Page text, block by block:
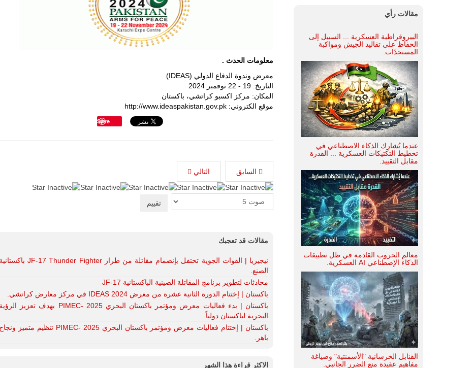
معلومات الحدث .
معرض وندوة الدفاع الدولي (IDEAS)
التاريخ: 19 - 22 نوفمبر 2024
المكان: مركز اكسبو كراتشي، باكستان
موقع الكتروني: http://www.ideaspakistan.gov.pk
Save
السابق التالي
مقالات قد تعجبك
نيجيريا | القوات الجوية تحتفل بإنضمام مقاتلة من طراز JF-17 Thunder Fighter باكستانية
الصنع.
محادثات لتطوير برنامج المقاتلة الصينية الباكستانية JF-17
باكستان | إختتام الدورة الثانية عشرة من معرض IDEAS 2024 في مركز معارض كراتشي.
باكستان | بدء فعاليات معرض ومؤتمر باكستان البحري PIMEC- 2025 بهدف تعزيز الرؤية
البحرية لباكستان دولياً.
باكستان | إختتام فعاليات معرض ومؤتمر باكستان البحري PIMEC- 2025 تنظيم متميز ونجاح
باهر.
الاكثر قراءة هذا الشهر
مقالات رأي
البيروقراطية العسكرية ... السبيل إلى
الحفاظ على تقاليد الجيش ومواكبة
المستجدّات.
عندما يُشارك الذكاء الاصطناعي في
تخطيط التكتيكات العسكرية ... القدرة
مقابل التقييد.
معالم الحروب القادمة في ظل تطبيقات
الذكاء الإصطناعي AI العسكرية.
القنابل الخرسانية "الأسمنتية" وصياغة
مفاهيم عقيدة منع الضرر الجانبي.